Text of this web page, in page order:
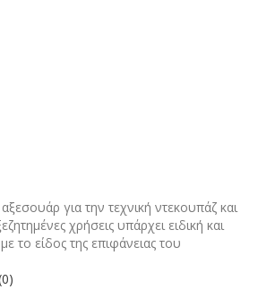
για την τεχνική ντεκουπάζ και
χρήσεις υπάρχει ειδική και
το είδος της επιφάνειας του